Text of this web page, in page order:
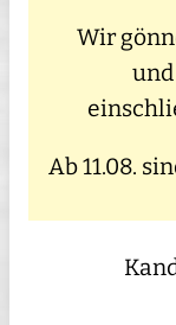
Wir
und
Ab 11.08.